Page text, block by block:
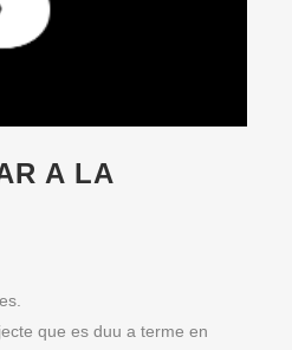
A LA
que es duu a terme en